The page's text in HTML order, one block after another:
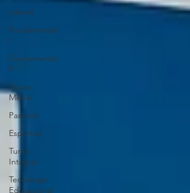
Infantil
Fundamental
I
Fundamental
II
Ensino
Médio
Pastoral
Esportes
Turno
Integral
Tecnologia
Educacional